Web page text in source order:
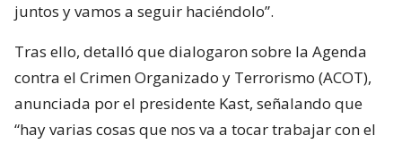
juntos y vamos a seguir haciéndolo”.
Tras ello, detalló que dialogaron sobre la Agenda
contra el Crimen Organizado y Terrorismo (ACOT),
anunciada por el presidente Kast, señalando que
“hay varias cosas que nos va a tocar trabajar con el